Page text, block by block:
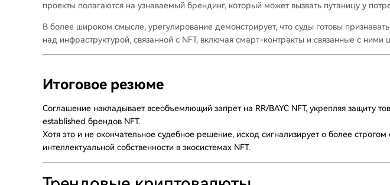
проекты полагаются на узнаваемый брендинг, который может вызвать путаницу у
В более широком смысле, урегулирование демонстрирует, что суды готовы
над инфраструктурой, связанной с NFT, включая смарт-контракты и связанные с ними
Итоговое резюме
Соглашение накладывает всеобъемлющий запрет на RR/BAYC NFT, укрепляя защиту
established брендов NFT.
Хотя это и не окончательное судебное решение, исход сигнализирует о более
интеллектуальной собственности в экосистемах NFT.